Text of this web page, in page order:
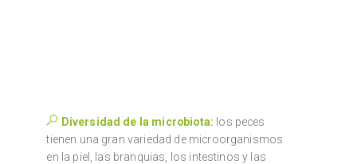
Diversidad de la microbiota: los peces
tienen una gran variedad de microorganismos
en la piel, las branquias, los intestinos y las